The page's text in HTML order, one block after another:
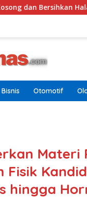
Halaman
Bisnis Otomotif
Materi
Fisik
hingga